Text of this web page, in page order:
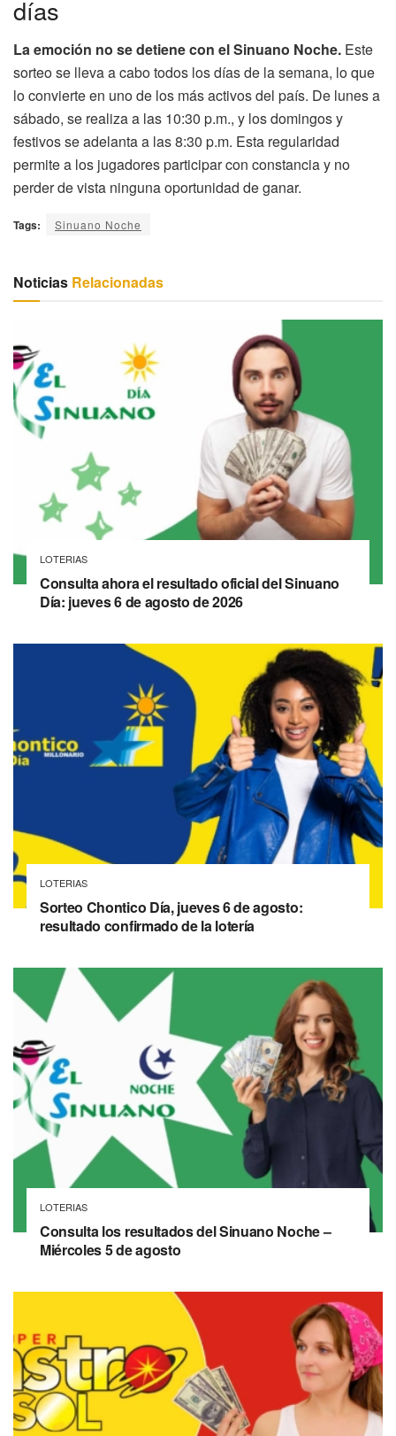
días
La emoción no se detiene con el Sinuano Noche. Este
sorteo se lleva a cabo todos los días de la semana, lo que
lo convierte en uno de los más activos del país. De lunes a
sábado, se realiza a las 10:30 p.m., y los domingos y
festivos se adelanta a las 8:30 p.m. Esta regularidad
permite a los jugadores participar con constancia y no
perder de vista ninguna oportunidad de ganar.
Tags: Sinuano Noche
Noticias Relacionadas
LOTERIAS
Consulta ahora el resultado oficial del Sinuano
Día: jueves 6 de agosto de 2026
LOTERIAS
Sorteo Chontico Día, jueves 6 de agosto:
resultado confirmado de la lotería
LOTERIAS
Consulta los resultados del Sinuano Noche –
Miércoles 5 de agosto